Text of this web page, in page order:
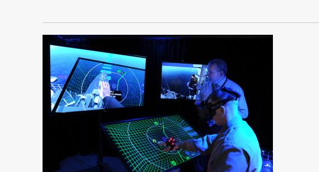
н
ы
й
п